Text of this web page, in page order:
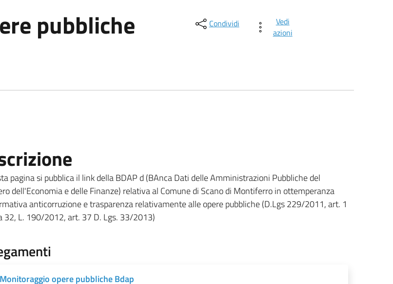
pubbliche Condividi
Vedi
azioni
pagina si pubblica il link della BDAP d (BAnca Dati delle Amministrazioni Pubbliche del
dell'Economia e delle Finanze) relativa al Comune di Scano di Montiferro in ottemperanza
anticorruzione e trasparenza relativamente alle opere pubbliche (D.Lgs 229/2011, art. 1
32, L. 190/2012, art. 37 D. Lgs. 33/2013)
Monitoraggio opere pubbliche Bdap